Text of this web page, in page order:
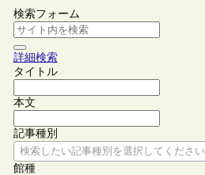
検索フォーム
詳細検索
タイトル
本文
記事種別
検索したい記事種別を選択してください
館種